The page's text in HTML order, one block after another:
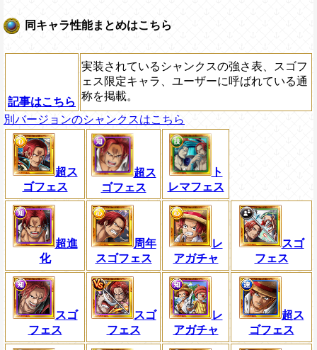
同キャラ性能まとめはこちら
記事はこちら
実装されているシャンクスの強さ表、スゴフ
ェス限定キャラ、ユーザーに呼ばれている通
称を掲載。
別バージョンのシャンクスはこちら
超ス
ゴフェス
超ス
ゴフェス
ト
レマフェス
超進
化
周年
スゴフェス
レ
アガチャ
スゴ
フェス
スゴ
フェス
スゴ
フェス
レ
アガチャ
超ス
ゴフェス